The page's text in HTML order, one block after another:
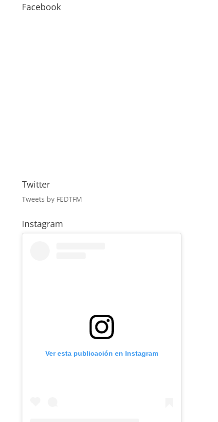
Facebook
Twitter
Tweets by FEDTFM
Instagram
Ver esta publicación en Instagram